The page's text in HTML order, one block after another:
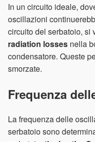
In un circuito ideale,
oscillazioni
circuito del serbatoio, si
radiation losses nella
condensatore. Queste
smorzate.
Frequenza
La frequenza delle
serbatoio sono